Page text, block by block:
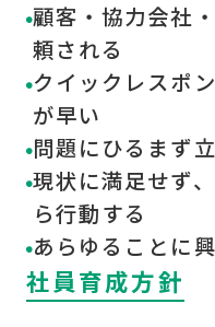
顧客・協力会社
頼される
クイックレスポ
が早い
問題にひるまず
現状に満足せず
ら行動する
あらゆることに
社員育成方針